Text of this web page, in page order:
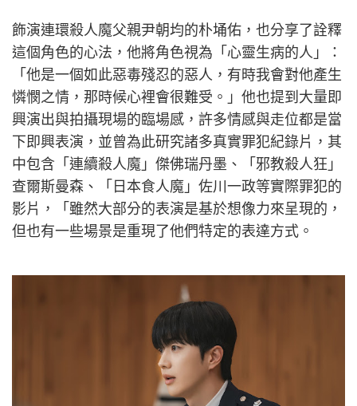
飾演連環殺人魔父親尹朝均的朴埇佑，也分享了詮釋
這個角色的心法，他將角色視為「心靈生病的人」：
「他是一個如此惡毒殘忍的惡人，有時我會對他產生
憐憫之情，那時候心裡會很難受。」他也提到大量即
興演出與拍攝現場的臨場感，許多情感與走位都是當
下即興表演，並曾為此研究諸多真實罪犯紀錄片，其
中包含「連續殺人魔」傑佛瑞丹墨、「邪教殺人狂」
查爾斯曼森、「日本食人魔」佐川一政等實際罪犯的
影片，「雖然大部分的表演是基於想像力來呈現的，
但也有一些場景是重現了他們特定的表達方式。